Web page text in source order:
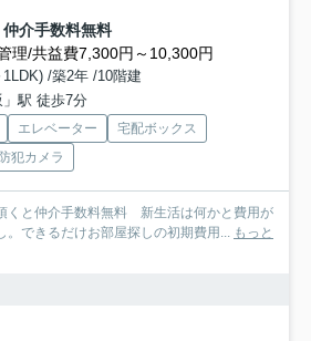
介手数料無料
理/共益費7,300円～10,300円
/築2年 /10階建
駅 徒歩7分
エレベーター
宅配ボックス
防犯カメラ
くと仲介手数料無料 新生活は何かと費用が
。できるだけお部屋探しの初期費用... もっと